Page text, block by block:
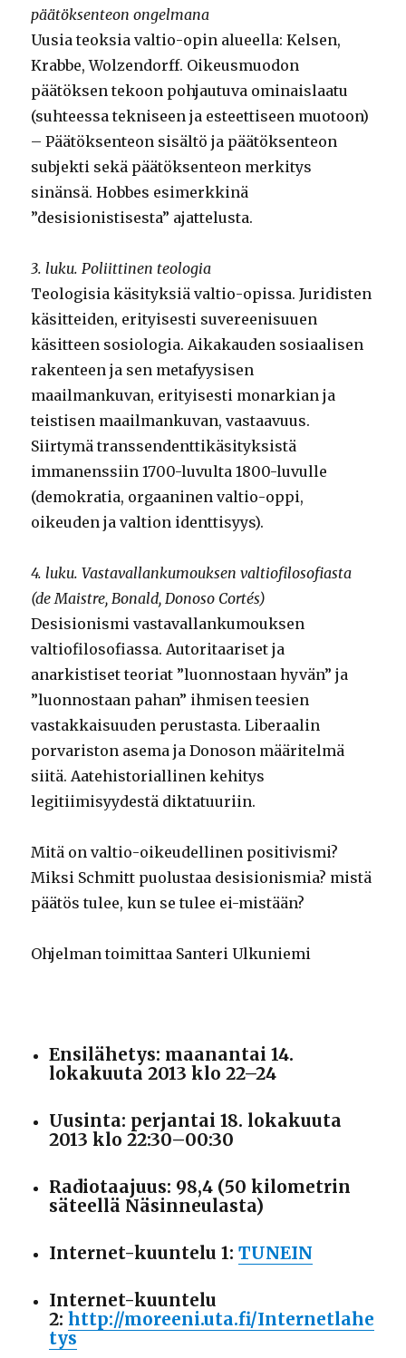
päätöksenteon ongelmana
Uusia teoksia valtio-opin alueella: Kelsen,
Krabbe, Wolzendorff. Oikeusmuodon
päätöksen tekoon pohjautuva ominaislaatu
(suhteessa tekniseen ja esteettiseen muotoon)
– Päätöksenteon sisältö ja päätöksenteon
subjekti sekä päätöksenteon merkitys
sinänsä. Hobbes esimerkkinä
”desisionistisesta” ajattelusta.
3. luku. Poliittinen teologia
Teologisia käsityksiä valtio-opissa. Juridisten
käsitteiden, erityisesti suvereenisuuen
käsitteen sosiologia. Aikakauden sosiaalisen
rakenteen ja sen metafyysisen
maailmankuvan, erityisesti monarkian ja
teistisen maailmankuvan, vastaavuus.
Siirtymä transsendenttikäsityksistä
immanenssiin 1700-luvulta 1800-luvulle
(demokratia, orgaaninen valtio-oppi,
oikeuden ja valtion identtisyys).
4. luku. Vastavallankumouksen valtiofilosofiasta
(de Maistre, Bonald, Donoso Cortés)
Desisionismi vastavallankumouksen
valtiofilosofiassa. Autoritaariset ja
anarkistiset teoriat ”luonnostaan hyvän” ja
”luonnostaan pahan” ihmisen teesien
vastakkaisuuden perustasta. Liberaalin
porvariston asema ja Donoson määritelmä
siitä. Aatehistoriallinen kehitys
legitiimisyydestä diktatuuriin.
Mitä on valtio-oikeudellinen positivismi?
Miksi Schmitt puolustaa desisionismia? mistä
päätös tulee, kun se tulee ei-mistään?
Ohjelman toimittaa Santeri Ulkuniemi
Ensilähetys: maanantai 14.
lokakuuta 2013 klo 22–24
Uusinta: perjantai 18. lokakuuta
2013 klo 22:30–00:30
Radiotaajuus: 98,4 (50 kilometrin
säteellä Näsinneulasta)
Internet-kuuntelu 1:TUNEIN
Internet-kuuntelu
2:http://moreeni.uta.fi/Internetlahe
tys